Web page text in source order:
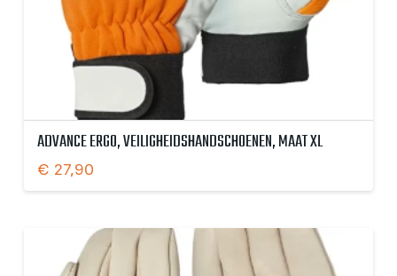
ADVANCE ERGO, VEILIGHEIDSHANDSCHOENEN, MAAT XL
€ 27,90